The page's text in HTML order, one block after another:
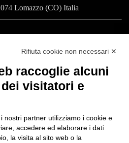
Lomazzo (CO) Italia
Cermenate (CO) Italia
Unico
Rifiuta cookie non necessari ✕
raccoglie alcuni
visitatori e
nostri partner utilizziamo i cookie e
accedere ed elaborare i dati
la visita al sito web o la